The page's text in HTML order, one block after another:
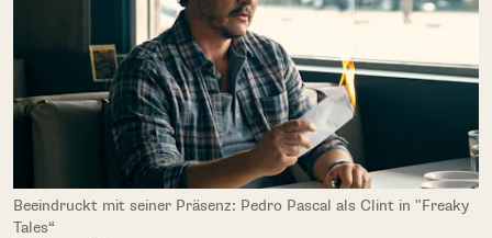
Beeindruckt mit seiner Präsenz: Pedro Pascal als Clint in "Freaky
Tales“